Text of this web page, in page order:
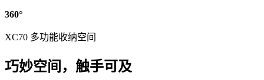
360°
XC70 多功能收纳空间
巧妙空间，触手可及